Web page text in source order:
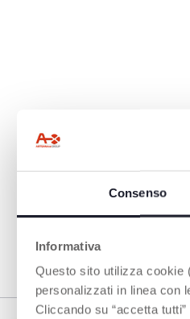
Consenso
Informativa
Questo sito utilizza cookie
personalizzati in linea con
Cliccando su “accetta